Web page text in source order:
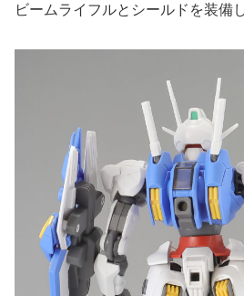
ビームライフルとシールドを装備